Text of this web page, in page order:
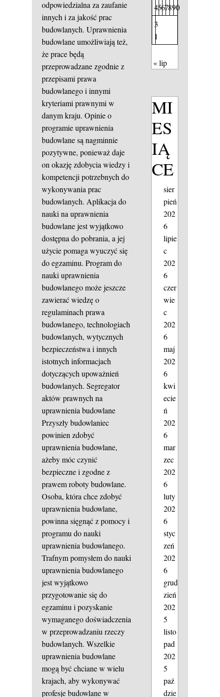
odpowiedzialna za zaufanie
innych i za jakość prac
budowlanych. Uprawnienia
budowlane umożliwiają też,
że prace będą
przeprowadzane zgodnie z
przepisami prawa
budowlanego i innymi
kryteriami prawnymi w
danym kraju. Opinie o
programie uprawnienia
budowlane są nagminnie
pozytywne, ponieważ daje
on okazję zdobycia wiedzy i
kompetencji potrzebnych do
wykonywania prac
budowlanych. Aplikacja do
nauki na uprawnienia
budowlane jest wyjątkowo
dostępna do pobrania, a jej
użycie pomaga wyuczyć się
do egzaminu. Program do
nauki uprawnienia
budowlanego może jeszcze
zawierać wiedzę o
regulaminach prawa
budowlanego, technologiach
budowlanych, wytycznych
bezpieczeństwa i innych
istotnych informacjach
dotyczących upoważnień
budowlanych. Segregator
aktów prawnych na
uprawnienia budowlane
Przyszły budowlaniec
powinien zdobyć
uprawnienia budowlane,
ażeby móc czynić
bezpieczne i zgodne z
prawem roboty budowlane.
Osoba, która chce zdobyć
uprawnienia budowlane,
powinna sięgnąć z pomocy i
programu do nauki
uprawnienia budowlanego.
Trafnym pomysłem do nauki
uprawnienia budowlanego
jest wyjątkowo
przygotowanie się do
egzaminu i pozyskanie
wymaganego doświadczenia
w przeprowadzaniu rzeczy
budowlanych. Wszelkie
uprawnienia budowlane
mogą być chciane w wielu
krajach, aby wykonywać
profesje budowlane w
4567890
3
1
« lip
MI
ES
IĄ
CE
sier
pień
202
6
lipie
c
202
6
czer
wie
c
202
6
maj
202
6
kwi
ecie
ń
202
6
mar
zec
202
6
luty
202
6
styc
zeń
202
6
grud
zień
202
5
listo
pad
202
5
paź
dzie